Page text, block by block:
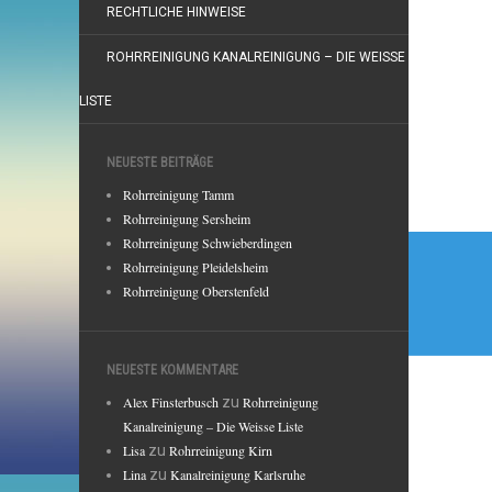
RECHTLICHE HINWEISE
ROHRREINIGUNG KANALREINIGUNG – DIE WEISSE
LISTE
NEUESTE BEITRÄGE
Rohrreinigung Tamm
Rohrreinigung Sersheim
Rohrreinigung Schwieberdingen
Rohrreinigung Pleidelsheim
Rohrreinigung Oberstenfeld
NEUESTE KOMMENTARE
Alex Finsterbusch zu Rohrreinigung
Kanalreinigung – Die Weisse Liste
Lisa zu Rohrreinigung Kirn
Lina zu Kanalreinigung Karlsruhe